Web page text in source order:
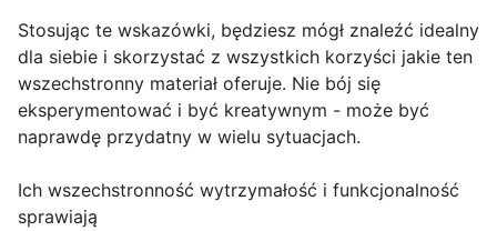
Stosując te wskazówki, będziesz mógł znaleźć idealny
dla siebie i skorzystać z wszystkich korzyści jakie ten
wszechstronny materiał oferuje. Nie bój się
eksperymentować i być kreatywnym - może być
naprawdę przydatny w wielu sytuacjach.
Ich wszechstronność wytrzymałość i funkcjonalność
sprawiają